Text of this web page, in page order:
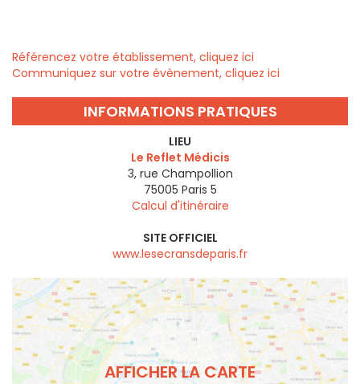
Référencez votre établissement, cliquez ici
Communiquez sur votre évènement, cliquez ici
INFORMATIONS PRATIQUES
LIEU
Le Reflet Médicis
3, rue Champollion
75005 Paris 5
Calcul d'itinéraire
SITE OFFICIEL
www.lesecransdeparis.fr
AFFICHER LA CARTE